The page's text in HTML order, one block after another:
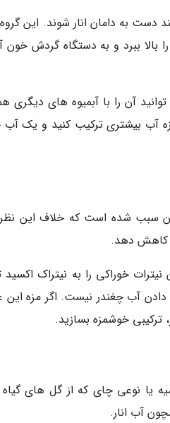
دست به دامان انار شوند. این
بالا ببرد و به دستگاه گردش
آن را با آبمیوه های دیگری
آب بیشتری ترکیب کنید و یک
سبب شده است که خلاف این
کاهش دهد.
خوراکی را به نیتراک اکسید
آب چغندر نیست. اگر مزه این
ترکیبی خوشمزه بسازید.
یا نوعی چای که از گل های گیاه
آب انار.